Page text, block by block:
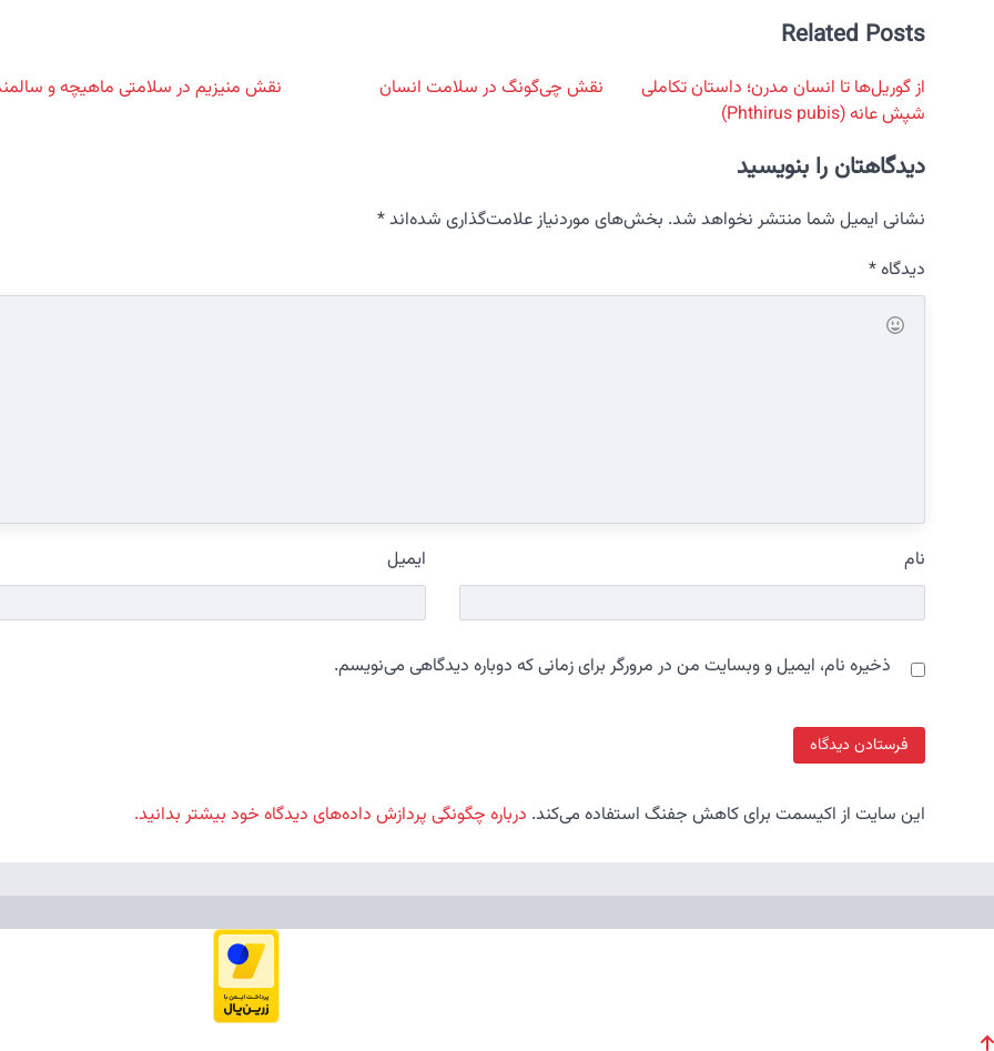
Related Posts
از گوریل‌ها تا انسان مدرن؛ داستان تکاملی
شپش عانه (Phthirus pubis)
نقش چی‌گونگ در سلامت انسان نقش منیزیم در سلامتی ماهیچه و
دیدگاهتان را بنویسید
نشانی ایمیل شما منتشر نخواهد شد. بخش‌های موردنیاز علامت‌گذاری شده‌اند*
دیدگاه*
نام ایمیل
ذخیره نام، ایمیل و وبسایت من در مرورگر برای زمانی که دوباره دیدگاهی می‌نویسم.
این سایت از اکیسمت برای کاهش جفنگ استفاده می‌کند. درباره چگونگی پردازش داده‌های دیدگاه خود بیشتر بدانید.